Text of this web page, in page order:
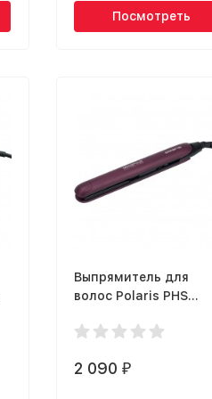
Посмотреть
Выпрямитель для
волос Polaris PHS
Collection
2 090 ₽